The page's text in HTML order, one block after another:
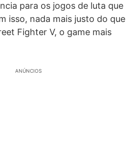
para os jogos de luta que
isso, nada mais justo do que
Fighter V, o game mais
ANÚNCIOS